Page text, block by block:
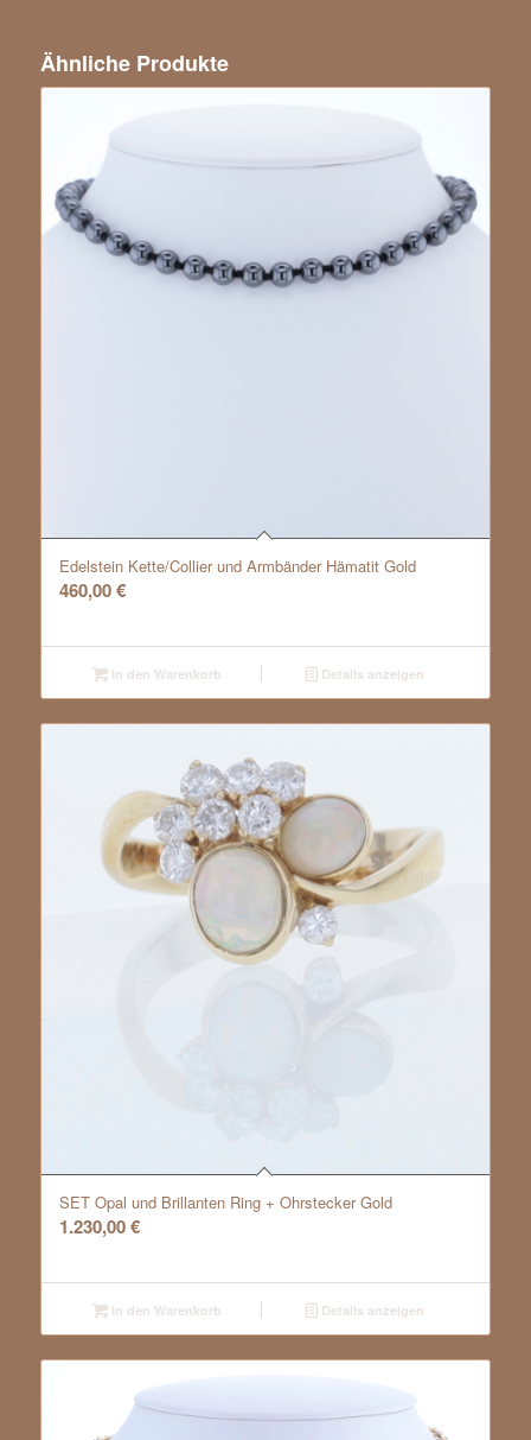
Ähnliche Produkte
Edelstein Kette/Collier und Armbänder Hämatit Gold
460,00€
In den Warenkorb Details anzeigen
SET Opal und Brillanten Ring + Ohrstecker Gold
1.230,00€
In den Warenkorb Details anzeigen